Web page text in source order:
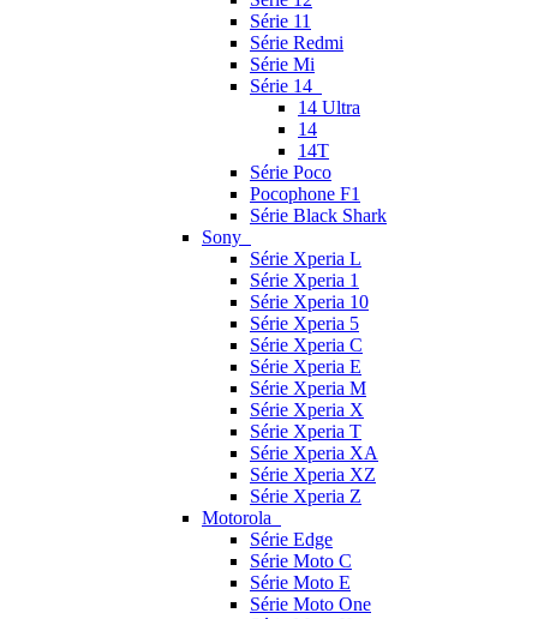
Série 11
Série Redmi
Série Mi
Série 14
14 Ultra
14
14T
Série Poco
Pocophone F1
Série Black Shark
Sony
Série Xperia L
Série Xperia 1
Série Xperia 10
Série Xperia 5
Série Xperia C
Série Xperia E
Série Xperia M
Série Xperia X
Série Xperia T
Série Xperia XA
Série Xperia XZ
Série Xperia Z
Motorola
Série Edge
Série Moto C
Série Moto E
Série Moto One